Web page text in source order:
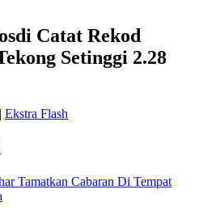
Catat Rekod
Setinggi 2.28
| Ekstra Flash